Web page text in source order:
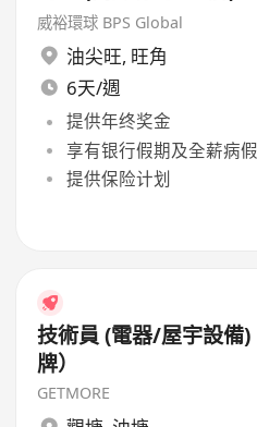
威裕環球 BPS Global
油尖旺, 旺角
6天/週
提供年终奖金
享有银行假期及全薪病假
提供保险计划
技術員 (電器/屋宇設備)
牌）
GETMORE